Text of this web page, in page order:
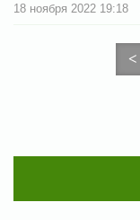
18 ноября 2022 19:18
<